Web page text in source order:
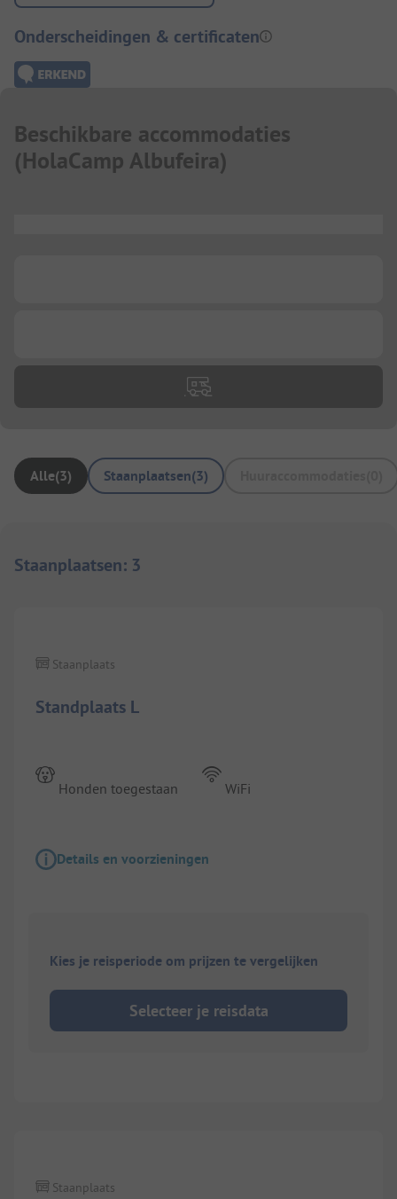
Onderscheidingen & certificaten
Beschikbare accommodaties
(HolaCamp Albufeira)
Alle(3) Staanplaatsen(3)
Staanplaatsen: 3
Standplaats L
Staanplaats
Honden toegestaan WiFi
Details en voorzieningen
Kies je reisperiode om prijzen te vergelijken
Selecteer je reisdata
Staanplaats